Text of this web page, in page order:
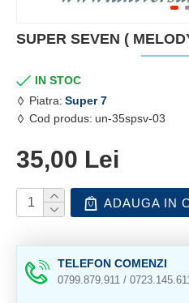
SUPER SEVEN (
IN STOC
Piatra: Super 7
Cod produs: un-35spsv-03
35,00 Lei
ADAUGA IN
TELEFON COMENZI
0799.879.911 /